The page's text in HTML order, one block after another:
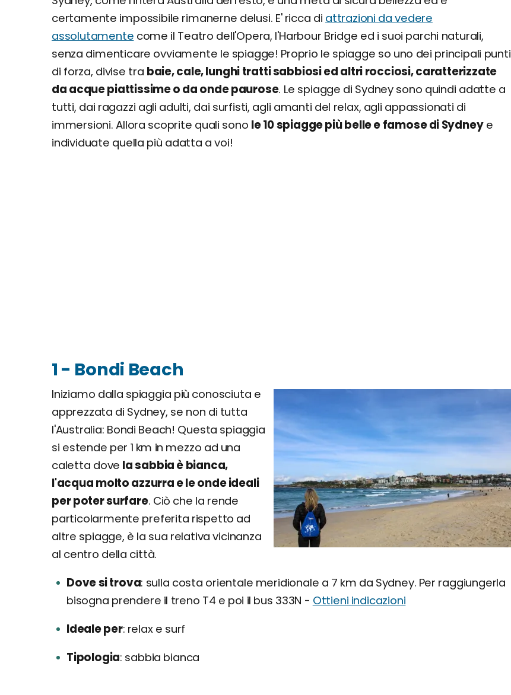
certamente impossibile rimanerne delusi. E' ricca di attrazioni da vedere
assolutamente come il Teatro dell'Opera, l'Harbour Bridge ed i suoi parchi naturali,
senza dimenticare ovviamente le spiagge! Proprio le spiagge so uno dei principali punti
di forza, divise tra baie, cale, lunghi tratti sabbiosi ed altri rocciosi, caratterizzate
da acque piattissime o da onde paurose. Le spiagge di Sydney sono quindi adatte a
tutti, dai ragazzi agli adulti, dai surfisti, agli amanti del relax, agli appassionati di
immersioni. Allora scoprite quali sono le 10 spiagge più belle e famose di Sydneye
individuate quella più adatta a voi!
1 - Bondi Beach
Iniziamo dalla spiaggia più conosciuta e
apprezzata di Sydney, se non di tutta
l'Australia: Bondi Beach! Questa spiaggia
si estende per 1 km in mezzo ad una
caletta dove la sabbia è bianca,
l'acqua molto azzurra e le onde ideali
per poter surfare. Ciò che la rende
particolarmente preferita rispetto ad
altre spiagge, è la sua relativa vicinanza
al centro della città.
Dove si trova sulla costa orientale meridionale a 7 km da Sydney. Per raggiungerla
bisogna prendere il treno T4 e poi il bus 333N - Ottieni indicazioni
Ideale per relax e surf
Tipologia sabbia bianca